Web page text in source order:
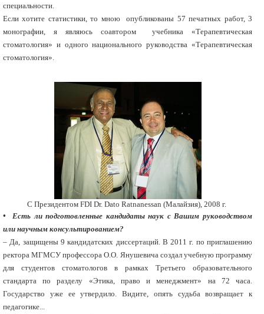
специальности.
Если хотите статистики, то мною опубликованы 57 печатных работ, 3
монографии, я являюсь соавтором учебника «Терапевтическая
стоматология» и одного национального руководства «Терапевтическая
стоматология».
C Президентом FDI Dr. Dato Ratnanessan (Малайзия), 2008 г.
• Есть ли подготовленные кандидаты наук с Вашим руководством
или научным консультированием?
– Да, защищены 9 кандидатских диссертаций. В 2011 г. по приглашению
ректора МГМСУ профессора О.О. Янушевича создал учебную программу
для студентов стоматологов в рамках Третьего образовательного
стандарта по разделу «Этика, право и менеджмент» на 72 часа.
Государство уже ее утвердило. Видите, опять судьба возвращает к
педагогике...